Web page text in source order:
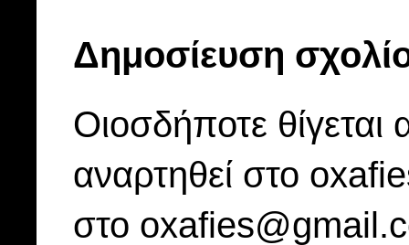
Δημοσίευση
Οιοσδήποτε
αναρτηθεί στο
στο